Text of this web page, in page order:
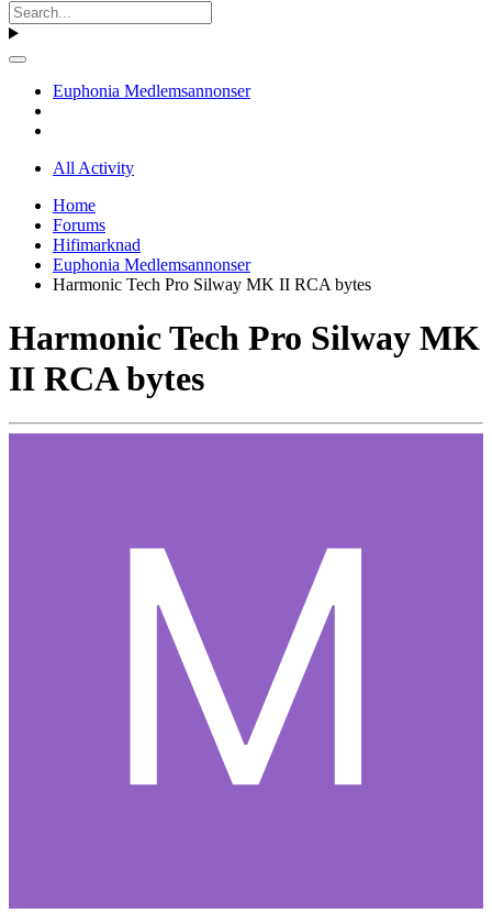
Euphonia Medlemsannonser
All Activity
Home
Forums
Hifimarknad
Euphonia Medlemsannonser
Harmonic Tech Pro Silway MK II RCA bytes
Harmonic Tech Pro Silway MK
II RCA bytes